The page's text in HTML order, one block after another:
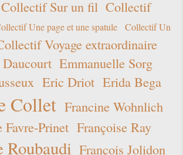
Collectif Sur un fil Collectif
Une page et une spatule
Collectif Un
Voyage extraordinaire
Emmanuelle Sorg
Eric Driot Erida Bega
Collet Francine Wohnlich
Favre-Prinet Françoise Ray
Roubaudi François Jolidon